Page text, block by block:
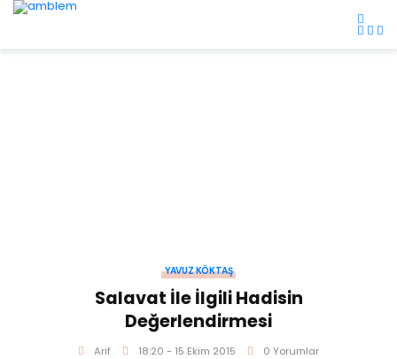
YAVUZ KÖKTAŞ
Salavat İle İlgili Hadisin
Değerlendirmesi
Arif 18:20 - 15 Ekim 2015 0 Yorumlar